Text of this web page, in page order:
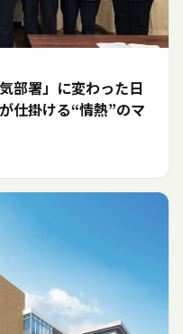
部署」に変わった日――
仕掛ける“情熱”のマ